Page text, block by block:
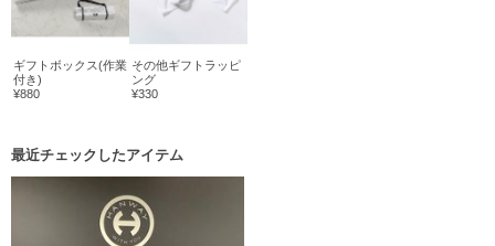
ギフトボックス(作業
付き)
¥880
その他ギフトラッピ
ング
¥330
最近チェックしたアイテム